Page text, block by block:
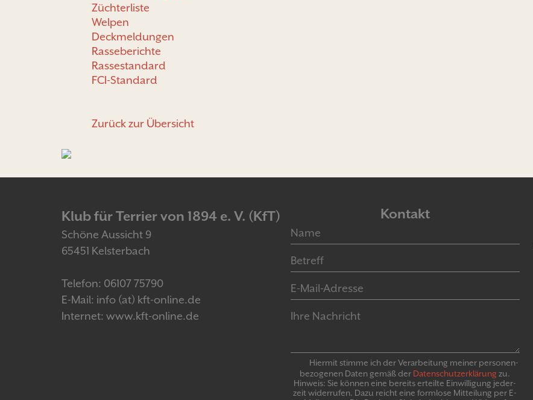
Züchterliste
Welpen
Deckmeldungen
Rasseberichte
Rassestandard
FCI-Standard
Zurück zur Übersicht
Klub für Terrier von 1894 e. V. (KfT)
Schöne Aussicht 9
65451 Kelsterbach
Telefon: 06107 75790
E-Mail: info (at) kft-online.de
Internet: www.kft-online.de
Kontakt
Hiermit stimme ich der Verarbeitung meiner personen­
bezogenen Daten gemäß der Daten­schutz­er­klär­ung zu.
Hinweis: Sie können eine bereits erteilte Ein­willigung jeder­
zeit widerrufen. Dazu reicht eine formlose Mitteilung per E-